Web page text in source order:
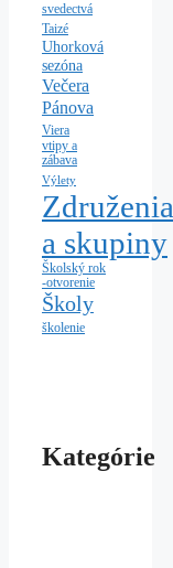
svedectvá
Taizé
Uhorková
sezóna
Večera
Pánova
Viera
vtipy a
zábava
Výlety
Združenia
a skupiny
Školský rok
-otvorenie
Školy
školenie
Kategórie